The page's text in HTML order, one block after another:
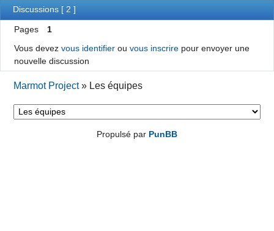
Discussions [ 2 ]
Pages
1
Vous devez vous identifierou vous inscrirepour envoyer une
nouvelle discussion
Marmot Project » Les équipes
Propulsé par PunBB